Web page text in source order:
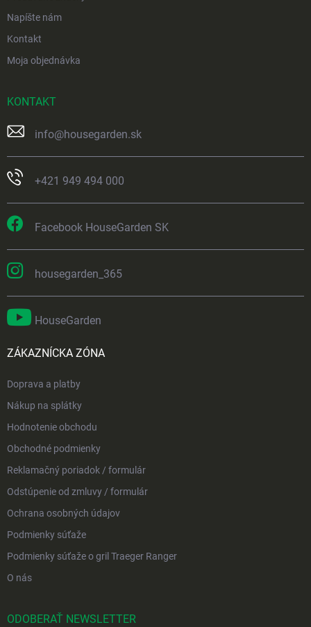
Napíšte nám
Kontakt
Moja objednávka
KONTAKT
info@housegarden.sk
+421 949 494 000
Facebook HouseGarden SK
housegarden_365
HouseGarden
ZÁKAZNÍCKA ZÓNA
Doprava a platby
Nákup na splátky
Hodnotenie obchodu
Obchodné podmienky
Reklamačný poriadok / formulár
Odstúpenie od zmluvy / formulár
Ochrana osobných údajov
Podmienky súťaže
Podmienky súťaže o gril Traeger Ranger
O nás
ODOBERAŤ NEWSLETTER